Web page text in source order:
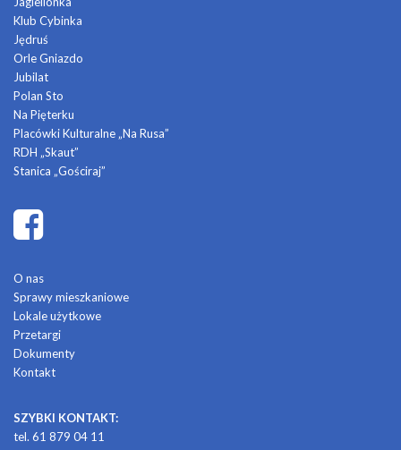
Klub Cybinka
Jędruś
Orle Gniazdo
Jubilat
Polan Sto
Na Pięterku
Placówki Kulturalne „Na Rusa”
RDH „Skaut”
Stanica „Gościraj”
O nas
Sprawy mieszkaniowe
Lokale użytkowe
Przetargi
Dokumenty
Kontakt
SZYBKI KONTAKT:
tel. 61 879 04 11